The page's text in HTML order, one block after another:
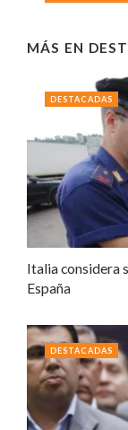
MÁS EN
Italia considera
España
DESTACADAS
DESTACADAS